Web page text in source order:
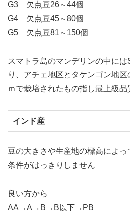
G3 欠点豆26～44個
G4 欠点豆45～80個
G5 欠点豆81～150個
スマトラ島のマンデリンの中には
り、アチェ地区とタケンゴン地
ｍで栽培されたもの指し最上級品
インド産
豆の大きさや生産地の標高によっ
条件がはっきりしません
良い方から
AA→A→B→B以下→PB